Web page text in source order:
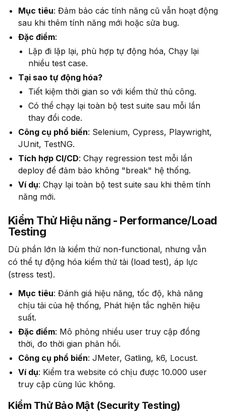
Mục tiêu: Đảm bảo các tính năng cũ vẫn hoạt động
sau khi thêm tính năng mới hoặc sửa bug.
Đặc điểm:
Lặp đi lặp lại, phù hợp tự động hóa, Chạy lại
nhiều test case.
Tại sao tự động hóa?
Tiết kiệm thời gian so với kiểm thử thủ công.
Có thể chạy lại toàn bộ test suite sau mỗi lần
thay đổi code.
Công cụ phổ biến: Selenium, Cypress, Playwright,
JUnit, TestNG.
Tích hợp CI/CD: Chạy regression test mỗi lần
deploy để đảm bảo không "break" hệ thống.
Ví dụ: Chạy lại toàn bộ test suite sau khi thêm tính
năng mới.
Kiểm Thử Hiệu năng - Performance/Load
Testing
Dù phần lớn là kiểm thử non-functional, nhưng vẫn
có thể tự động hóa kiểm thử tải (load test), áp lực
(stress test).
Mục tiêu: Đánh giá hiệu năng, tốc độ, khả năng
chịu tải của hệ thống, Phát hiện tắc nghẽn hiệu
suất.
Đặc điểm: Mô phỏng nhiều user truy cập đồng
thời, đo thời gian phản hồi.
Công cụ phổ biến: JMeter, Gatling, k6, Locust.
Ví dụ: Kiểm tra website có chịu được 10.000 user
truy cập cùng lúc không.
Kiểm Thử Bảo Mật (Security Testing)